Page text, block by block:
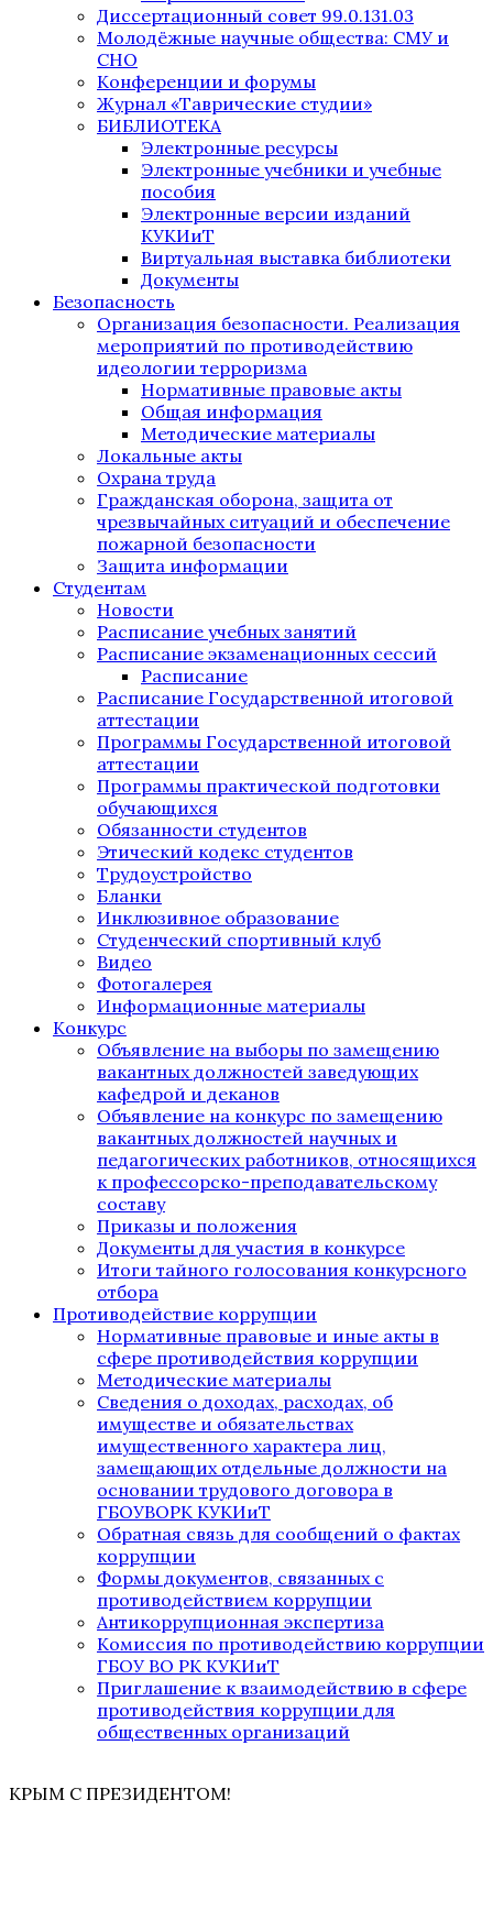
Диссертационный совет 99.0.131.03
Молодёжные научные общества: СМУ и
СНО
Конференции и форумы
Журнал «Таврические студии»
БИБЛИОТЕКА
Электронные ресурсы
Электронные учебники и учебные
пособия
Электронные версии изданий
КУКИиТ
Виртуальная выставка библиотеки
Документы
Безопасность
Организация безопасности. Реализация
мероприятий по противодействию
идеологии терроризма
Нормативные правовые акты
Общая информация
Методические материалы
Локальные акты
Охрана труда
Гражданская оборона, защита от
чрезвычайных ситуаций и обеспечение
пожарной безопасности
Защита информации
Студентам
Новости
Расписание учебных занятий
Расписание экзаменационных сессий
Расписание
Расписание Государственной итоговой
аттестации
Программы Государственной итоговой
аттестации
Программы практической подготовки
обучающихся
Обязанности студентов
Этический кодекс студентов
Трудоустройство
Бланки
Инклюзивное образование
Студенческий спортивный клуб
Видео
Фотогалерея
Информационные материалы
Конкурс
Объявление на выборы по замещению
вакантных должностей заведующих
кафедрой и деканов
Объявление на конкурс по замещению
вакантных должностей научных и
педагогических работников, относящихся
к профессорско-преподавательскому
составу
Приказы и положения
Документы для участия в конкурсе
Итоги тайного голосования конкурсного
отбора
Противодействие коррупции
Нормативные правовые и иные акты в
сфере противодействия коррупции
Методические материалы
Сведения о доходах, расходах, об
имуществе и обязательствах
имущественного характера лиц,
замещающих отдельные должности на
основании трудового договора в
ГБОУВОРК КУКИиТ
Обратная связь для сообщений о фактах
коррупции
Формы документов, связанных с
противодействием коррупции
Антикоррупционная экспертиза
Комиссия по противодействию коррупции
ГБОУ ВО РК КУКИиТ
Приглашение к взаимодействию в сфере
противодействия коррупции для
общественных организаций
КРЫМ С ПРЕЗИДЕНТОМ!